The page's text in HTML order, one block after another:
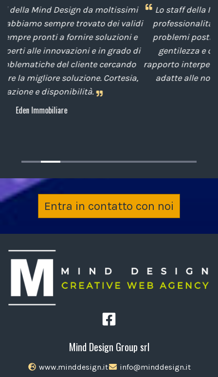
Lo staff della Mind Design ci ha mostrato la sua
professionalità nella soluzione tempestiva dei
problemi posti da noi nel corso degli anni, con
gentilezza e disponibilità nella gestione del
rapporto interpersonale, con competenze tecniche
adatte alle nostre esigenze sempre attenti al
cliente.
Entra in contatto con noi
Mind Design Group srl
www.minddesign.it
info@minddesign.it